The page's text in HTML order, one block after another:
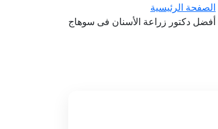
الصفحة الرئيسية
أفضل دكتور زراعة الأسنان فى سوهاج